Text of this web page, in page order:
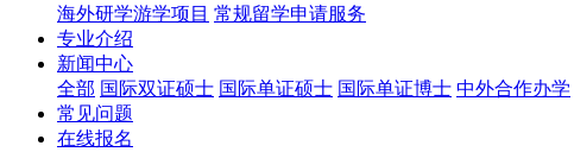
海外研学游学项目 常规留学申请服务
专业介绍
新闻中心
全部 国际双证硕士 国际单证硕士 国际单证博士 中外合作办学
常见问题
在线报名